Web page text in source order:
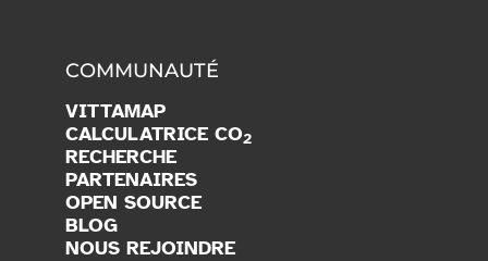
COMMUNAUTÉ
VITTAMAP
CALCULATRICE CO2
RECHERCHE
PARTENAIRES
OPEN SOURCE
BLOG
NOUS REJOINDRE